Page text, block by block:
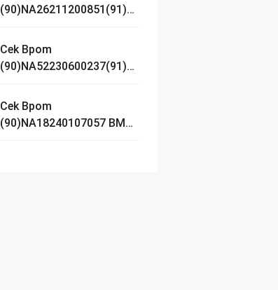
(90)NA26211200851(91)24
Madagascar Centella
Ampoule Foam
Cek Bpom
(90)NA52230600237(91)09
De Parfum
Cek Bpom
(90)NA18240107057 BMG